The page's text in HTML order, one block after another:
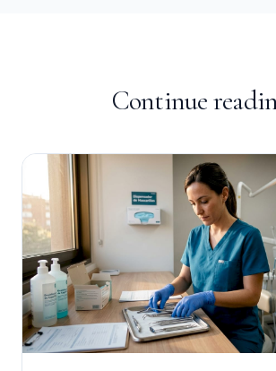
Continue